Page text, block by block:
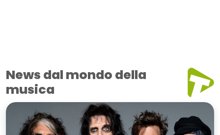
News dal mondo della
musica